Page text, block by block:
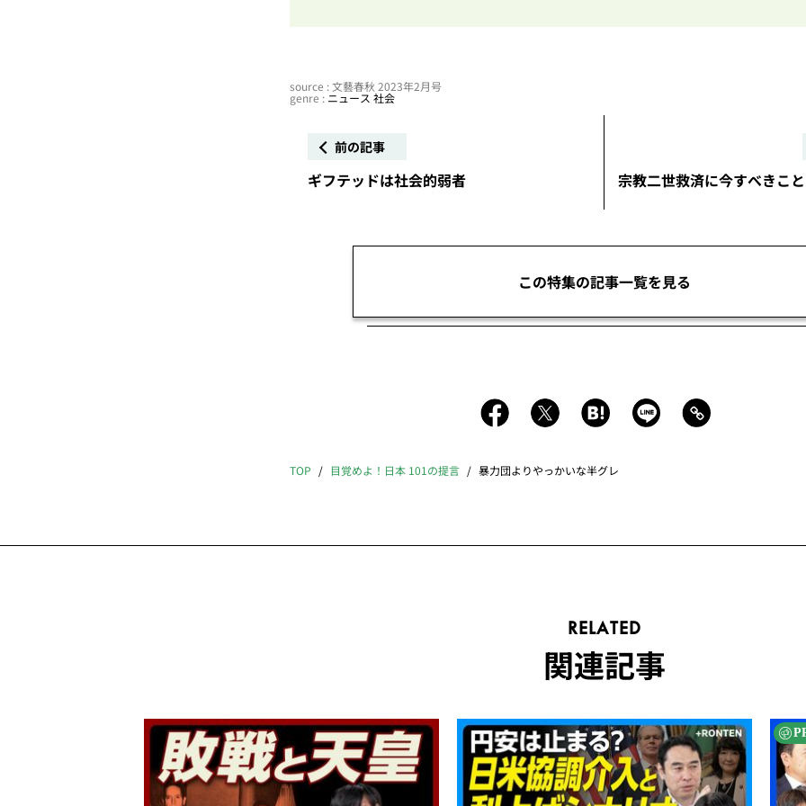
source : 文藝春秋 2023年2月号
genre : ニュース 社会
前の記事
ギフテッドは社会的弱者 宗教二世救済に今すべきこと
この特集の記事一覧を見る
TOP 目覚めよ！日本 101の提言 暴力団よりやっかいな半グレ
RELATED
関連記事